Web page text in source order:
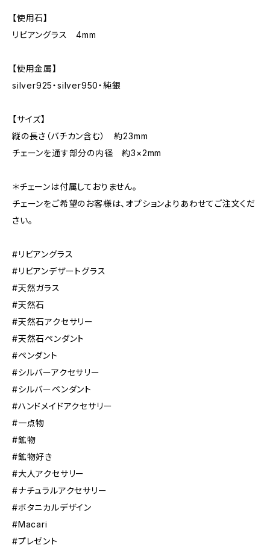
【使用石】
リビアングラス 4mm
【使用金属】
silver925・silver950・純銀
【サイズ】
縦の長さ（バチカン含む） 約23mm
チェーンを通す部分の内径 約3×2mm
＊チェーンは付属しておりません。
チェーンをご希望のお客様は、オプションよりあわせてご注文くだ
さい。
#リビアングラス
#リビアンデザートグラス
#天然ガラス
#天然石
#天然石アクセサリー
#天然石ペンダント
#ペンダント
#シルバーアクセサリー
#シルバーペンダント
#ハンドメイドアクセサリー
#一点物
#鉱物
#鉱物好き
#大人アクセサリー
#ナチュラルアクセサリー
#ボタニカルデザイン
#Macari
#プレゼント